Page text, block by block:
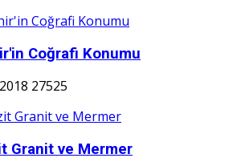
Coğrafi Konumu
27525
Granit ve Mermer